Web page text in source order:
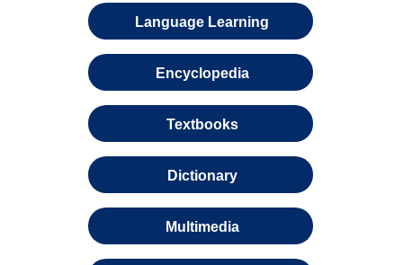
Language Learning
Encyclopedia
Textbooks
Dictionary
Multimedia